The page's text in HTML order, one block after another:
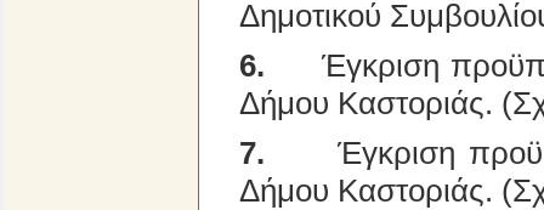
Δημοτικού
6.
Έγκριση
Δήμου Καστοριάς.
7.
Έγκριση
Δήμου Καστοριάς.